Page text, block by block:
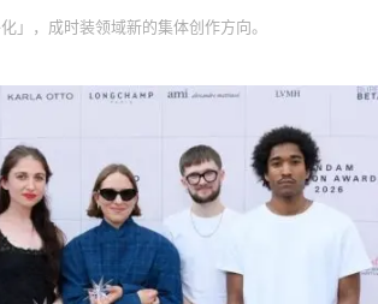
」，成时装领域新的集体创作方向。